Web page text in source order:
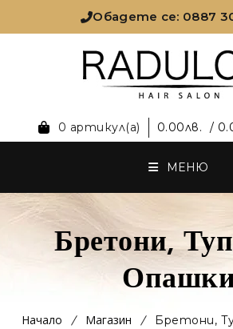
Обадете се: 0887
0 артикул(а) 0.00лв. /
МЕНЮ
Бретони,
Начало Магазин Бретони,